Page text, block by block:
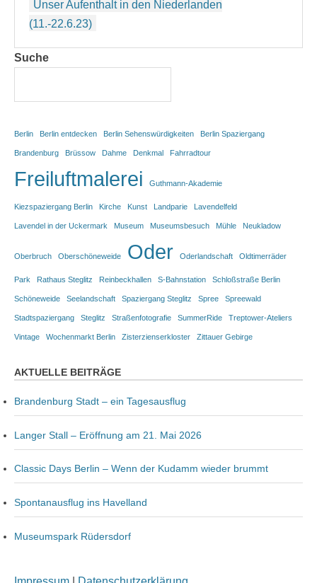
Unser Aufenthalt in den Niederlanden
(11.-22.6.23)
Suche
Berlin Berlin entdecken Berlin Sehenswürdigkeiten Berlin Spaziergang
Brandenburg Brüssow Dahme Denkmal Fahrradtour
Freiluftmalerei Guthmann-Akademie
Kiezspaziergang Berlin Kirche Kunst Landparie Lavendelfeld
Lavendel in der Uckermark Museum Museumsbesuch Mühle Neukladow
Oberbruch Oberschöneweide Oder Oderlandschaft Oldtimerräder
Park Rathaus Steglitz Reinbeckhallen S-Bahnstation Schloßstraße Berlin
Schöneweide Seelandschaft Spaziergang Steglitz Spree Spreewald
Stadtspaziergang Steglitz Straßenfotografie SummerRide Treptower-Ateliers
Vintage Wochenmarkt Berlin Zisterzienserkloster Zittauer Gebirge
AKTUELLE BEITRÄGE
Brandenburg Stadt – ein Tagesausflug
Langer Stall – Eröffnung am 21. Mai 2026
Classic Days Berlin – Wenn der Kudamm wieder brummt
Spontanausflug ins Havelland
Museumspark Rüdersdorf